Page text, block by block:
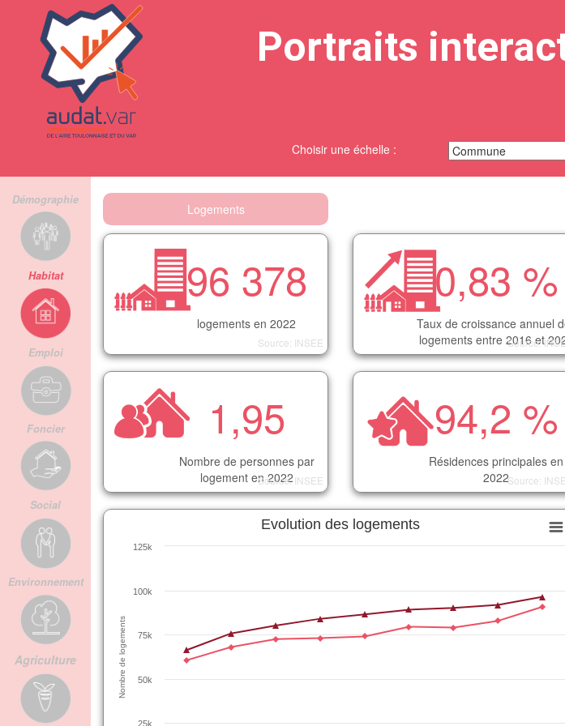
Portraits
Choisir une échelle :
Démographie
Habitat
Emploi
Foncier
Social
Environnement
Agriculture
Logements
96 378
logements en 2022
Source: INSEE
0,83 %
Taux de croissance annuel
logements entre 2016 et
Source:
1,95
Nombre de personnes par
logement en 2022
Source: INSEE
94,2 %
Résidences principales en
2022Source:
Nombre de logements
Evolution des logements
25k
50k
75k
100k
125k